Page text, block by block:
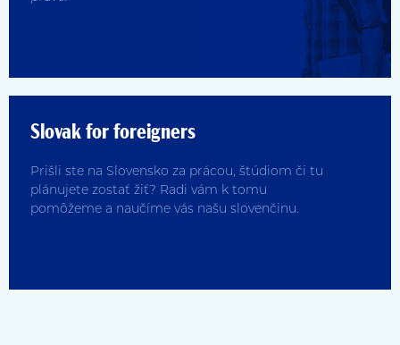
Slovak for foreigners
Prišli ste na Slovensko za prácou, štúdiom či tu
plánujete zostať žiť? Radi vám k tomu
pomôžeme a naučíme vás našu slovenčinu.